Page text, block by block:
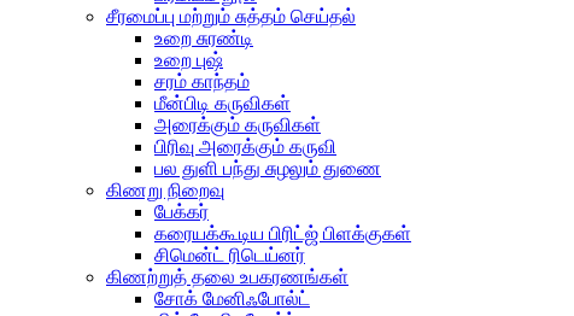
சீரமைப்பு மற்றும் சுத்தம் செய்தல்
உறை சுரண்டி
உறை புஷ்
சரம் காந்தம்
மீன்பிடி கருவிகள்
அரைக்கும் கருவிகள்
பிரிவு அரைக்கும் கருவி
பல துளி பந்து சுழலும் துணை
கிணறு நிறைவு
பேக்கர்
கரையக்கூடிய பிரிட்ஜ் பிளக்குகள்
சிமென்ட் ரிடெய்னர்
கிணற்றுத் தலை உபகரணங்கள்
சோக் மேனிஃபோல்ட்